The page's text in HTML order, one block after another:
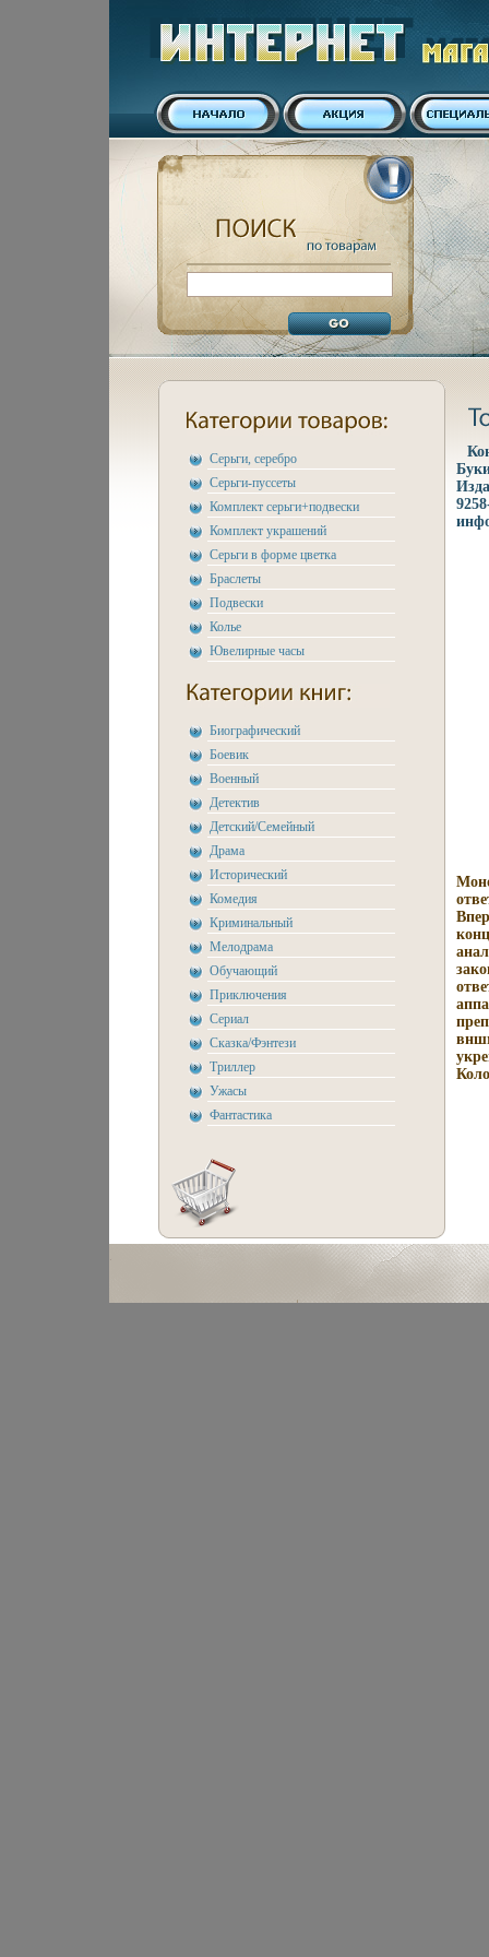
Серьги, серебро
Серьги-пуссеты
Комплект серьги+подвески
Комплект украшений
Серьги в форме цветка
Браслеты
Подвески
Колье
Ювелирные часы
Биографический
Боевик
Военный
Детектив
Детский/Семейный
Драма
Исторический
Комедия
Криминальный
Мелодрама
Обучающий
Приключения
Сериал
Сказка/Фэнтези
Триллер
Ужасы
Фантастика